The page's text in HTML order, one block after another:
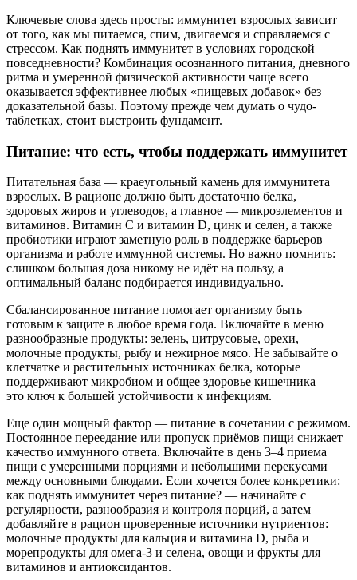
Ключевые слова здесь просты: иммунитет взрослых зависит
от того, как мы питаемся, спим, двигаемся и справляемся с
стрессом. Как поднять иммунитет в условиях городской
повседневности? Комбинация осознанного питания, дневного
ритма и умеренной физической активности чаще всего
оказывается эффективнее любых «пищевых добавок» без
доказательной базы. Поэтому прежде чем думать о чудо-
таблетках, стоит выстроить фундамент.
Питание: что есть, чтобы поддержать иммунитет
Питательная база — краеугольный камень для иммунитета
взрослых. В рационе должно быть достаточно белка,
здоровых жиров и углеводов, а главное — микроэлементов и
витаминов. Витамин C и витамин D, цинк и селен, а также
пробиотики играют заметную роль в поддержке барьеров
организма и работе иммунной системы. Но важно помнить:
слишком большая доза никому не идёт на пользу, а
оптимальный баланс подбирается индивидуально.
Сбалансированное питание помогает организму быть
готовым к защите в любое время года. Включайте в меню
разнообразные продукты: зелень, цитрусовые, орехи,
молочные продукты, рыбу и нежирное мясо. Не забывайте о
клетчатке и растительных источниках белка, которые
поддерживают микробиом и общее здоровье кишечника —
это ключ к большей устойчивости к инфекциям.
Еще один мощный фактор — питание в сочетании с режимом.
Постоянное переедание или пропуск приёмов пищи снижает
качество иммунного ответа. Включайте в день 3–4 приема
пищи с умеренными порциями и небольшими перекусами
между основными блюдами. Если хочется более конкретики:
как поднять иммунитет через питание? — начинайте с
регулярности, разнообразия и контроля порций, а затем
добавляйте в рацион проверенные источники нутриентов:
молочные продукты для кальция и витамина D, рыба и
морепродукты для омега-3 и селена, овощи и фрукты для
витаминов и антиоксидантов.